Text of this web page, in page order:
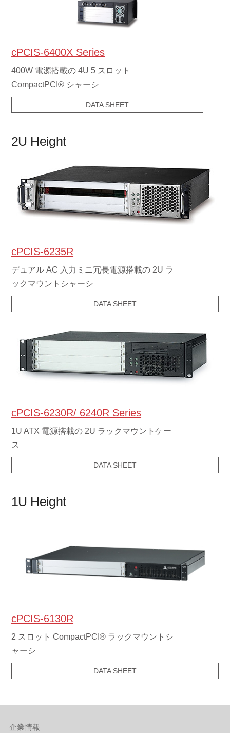
cPCIS-6400X Series
400W 電源搭載の 4U 5 スロット
CompactPCI® シャーシ
DATA SHEET
2U Height
cPCIS-6235R
デュアル AC 入力ミニ冗長電源搭載の 2U ラ
ックマウントシャーシ
DATA SHEET
cPCIS-6230R/ 6240R Series
1U ATX 電源搭載の 2U ラックマウントケー
ス
DATA SHEET
1U Height
cPCIS-6130R
2 スロット CompactPCI® ラックマウントシ
ャーシ
DATA SHEET
企業情報